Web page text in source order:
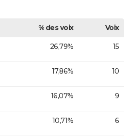
% des voix
Voix
26,79% 15
17,86% 10
16,07% 9
10,71% 6